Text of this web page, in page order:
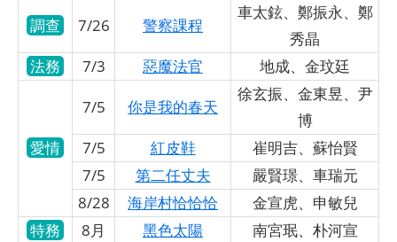
調查 7/26 警察課程
車太鉉、鄭振永、鄭
秀晶
法務
7/3 惡魔法官 地成、金玟廷
愛情
7/5 你是我的春天
徐玄振、金東昱、尹
博
7/5
紅皮鞋
崔明吉、蘇怡賢
7/5
第二任丈夫
嚴賢璟、車瑞元
8/28
海岸村恰恰恰
金宣虎、申敏兒
特務
8月 黑色太陽
南宮珉、朴河宣